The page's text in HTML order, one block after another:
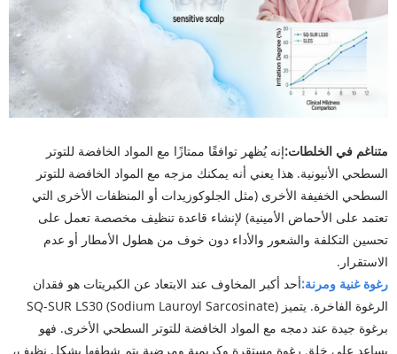
متناغم في الخلطات:إنه يُظهر توافقًا ممتازًا مع المواد الخافضة للتوتر
السطحي الأنيونية. هذا يعني أنه يمكنك مزجه مع المواد الخافضة للتوتر
السطحي الخفيفة الأخرى (مثل الجلوكوزيدات أو المنظفات الأخرى التي
تعتمد على الأحماض الأمينية) لإنشاء قاعدة تنظيف مخصصة تعمل على
تحسين التكلفة والشعور والأداء دون خوف من هطول الأمطار أو عدم
الاستقرار.
رغوة غنية ومرنة:أحد أكبر المخاوف عند الابتعاد عن الكبريتات هو فقدان
الرغوة الفاخرة. يتميز SQ-SUR LS30 (Sodium Lauroyl Sarcosinate)
برغوة جيدة عند دمجه مع المواد الخافضة للتوتر السطحي الأخرى. فهو
يساعد على خلق رغوة مستقرة وكريمية ومرضية يتم شطفها بشكل نظيف،